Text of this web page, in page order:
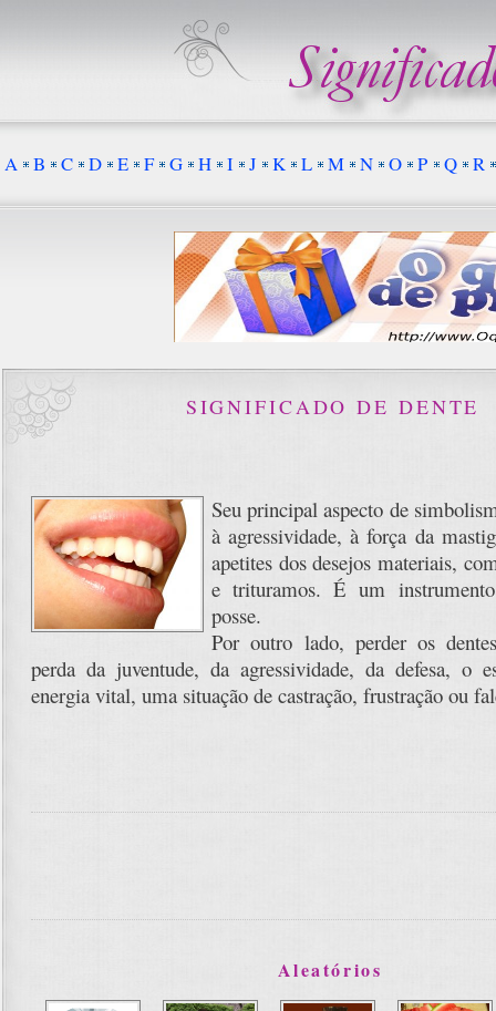
SIGNIFICADO DE DENTE
Seu principal aspecto de
à agressividade, à força da
apetites dos desejos materiais,
e trituramos. É um
posse.
Por outro lado, perder os
perda da juventude, da agressividade, da defesa, o
energia vital, uma situação de castração, frustração ou
Aleatórios
A B C D E F G H I J K L M N O P Q R